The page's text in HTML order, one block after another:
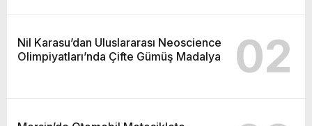
Nil Karasu’dan Uluslararası Neoscience
Olimpiyatları’nda Çifte Gümüş Madalya
02